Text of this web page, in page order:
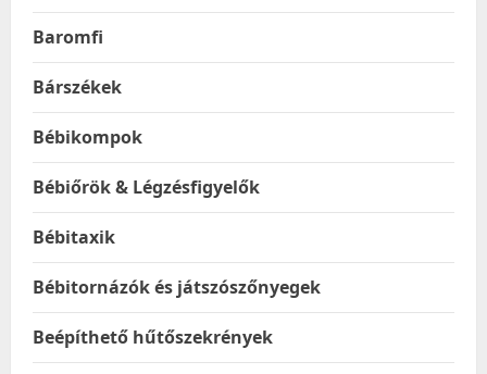
Baromfi
Bárszékek
Bébikompok
Bébiőrök & Légzésfigyelők
Bébitaxik
Bébitornázók és játszószőnyegek
Beépíthető hűtőszekrények